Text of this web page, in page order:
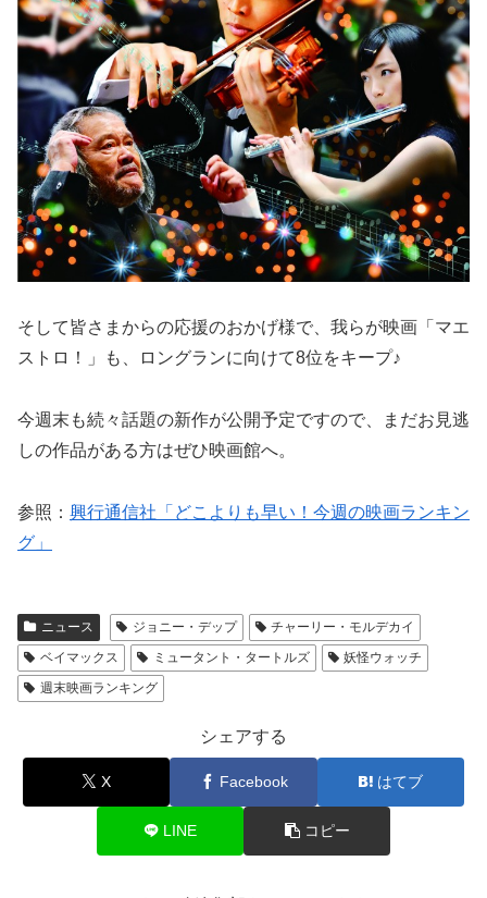
そして皆さまからの応援のおかげ様で、我らが映画「マエ
ストロ！」も、ロングランに向けて8位をキープ♪
今週末も続々話題の新作が公開予定ですので、まだお見逃
しの作品がある方はぜひ映画館へ。
参照： 興行通信社「どこよりも早い！今週の映画ランキン
グ」
ニュース ジョニー・デップ
チャーリー・モルデカイ
ベイマックス
ミュータント・タートルズ
妖怪ウォッチ
週末映画ランキング
シェアする
X Facebook はてブ
LINE コピー